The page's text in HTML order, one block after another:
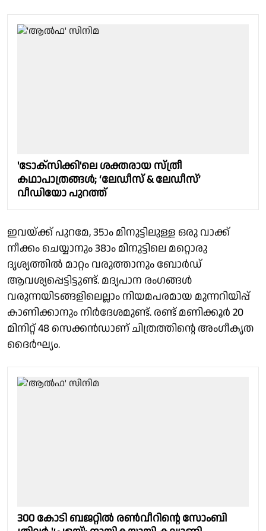
'ടോക്‌സിക്കി'ലെ ശക്തരായ സ്ത്രീ
കഥാപാത്രങ്ങൾ; ‘ലേഡീസ് & ലേഡീസ്’
വീഡിയോ പുറത്ത്
ഇവയ്ക്ക് പുറമേ, 35ാം മിനുട്ടിലുള്ള ഒരു വാക്ക്
നീക്കം ചെയ്യാനും 38ാം മിനുട്ടിലെ മറ്റൊരു
ദൃശ്യത്തിൽ മാറ്റം വരുത്താനും ബോർഡ്
ആവശ്യപ്പെട്ടിട്ടുണ്ട്. മദ്യപാന രംഗങ്ങൾ
വരുന്നയിടങ്ങളിലെല്ലാം നിയമപരമായ മുന്നറിയിപ്പ്
കാണിക്കാനും നിർദേശമുണ്ട്. രണ്ട് മണിക്കൂർ 20
മിനിറ്റ് 48 സെക്കൻഡാണ് ചിത്രത്തിന്റെ അംഗീകൃത
ദൈർഘ്യം.
300 കോടി ബജറ്റിൽ രൺവീറിന്റെ സോംബി